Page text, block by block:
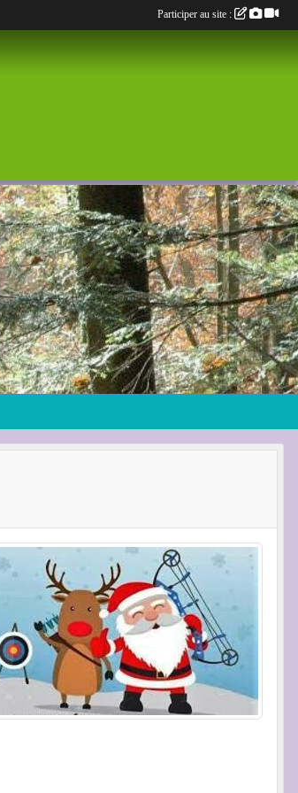
Participer au site :